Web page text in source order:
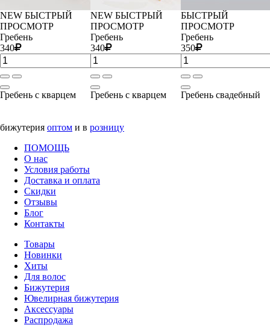
NEW БЫСТРЫЙ
ПРОСМОТР
Гребень
340
Гребень с кварцем
NEW БЫСТРЫЙ
ПРОСМОТР
Гребень
340
Гребень с кварцем
БЫСТРЫЙ
ПРОСМОТР
Гребень
350
Гребень свадебный
бижутерия оптом и в розницу
ПОМОЩЬ
О нас
Условия работы
Доставка и оплата
Скидки
Отзывы
Блог
Контакты
Товары
Новинки
Хиты
Для волос
Бижутерия
Ювелирная бижутерия
Аксессуары
Распродажа